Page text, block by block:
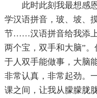
此时此刻我最想感恩
学汉语拼音，玻、坡、
节……汉语拼音给我添
两个宝，双手和大脑”
于人双手能做事，大脑
非常认真，非常起劲。
课之间，让我从朦朦胧